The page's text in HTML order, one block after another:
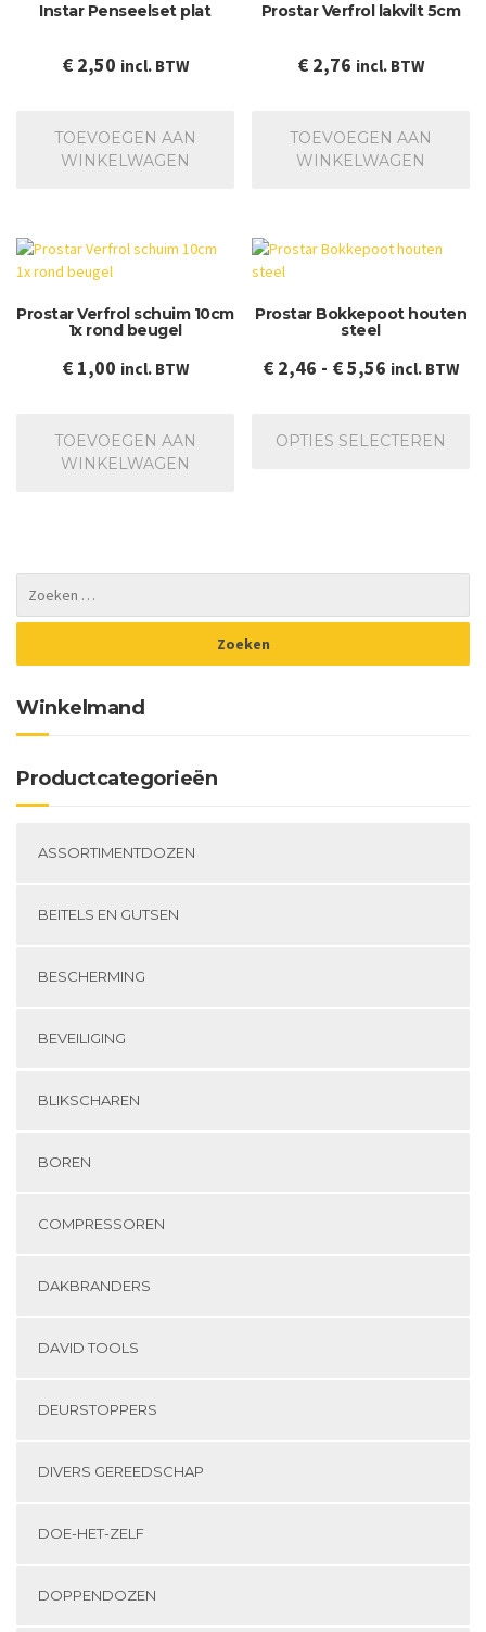
Instar Penseelset plat
€2,50 incl. BTW
TOEVOEGEN AAN
WINKELWAGEN
Prostar Verfrol lakvilt 5cm
€ 2,76 incl. BTW
TOEVOEGEN AAN
WINKELWAGEN
Prostar Verfrol schuim 10cm
1x rond beugel
€1,00 incl. BTW
TOEVOEGEN AAN
WINKELWAGEN
Prostar Bokkepoot houten
steel
€ 2,46 - €5,56 Prijsklasse:
€ 5,56
incl. BTW
OPTIES SELECTEREN
de
Winkelmand
Productcategorieën
ASSORTIMENTDOZEN
BEITELS EN GUTSEN
BESCHERMING
BEVEILIGING
BLIKSCHAREN
BOREN
COMPRESSOREN
DAKBRANDERS
DAVID TOOLS
DEURSTOPPERS
DIVERS GEREEDSCHAP
DOE-HET-ZELF
DOPPENDOZEN